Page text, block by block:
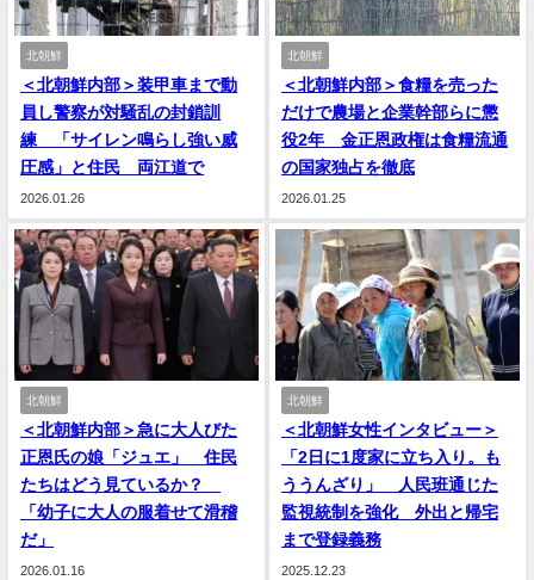
北朝鮮
＜北朝鮮内部＞装甲車まで動
員し警察が対騒乱の封鎖訓
練 「サイレン鳴らし強い威
圧感」と住民 両江道で
2026.01.26
北朝鮮
＜北朝鮮内部＞食糧を売った
だけで農場と企業幹部らに懲
役2年 金正恩政権は食糧流通
の国家独占を徹底
2026.01.25
北朝鮮
＜北朝鮮内部＞急に大人びた
正恩氏の娘「ジュエ」 住民
たちはどう見ているか？
「幼子に大人の服着せて滑稽
だ」
2026.01.16
北朝鮮
＜北朝鮮女性インタビュー＞
「2日に1度家に立ち入り。も
ううんざり」 人民班通じた
監視統制を強化 外出と帰宅
まで登録義務
2025.12.23